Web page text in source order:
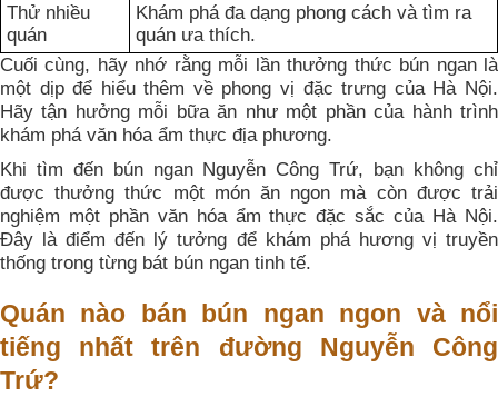
Thử nhiều
quán
Khám phá đa dạng phong cách và tìm ra
quán ưa thích.
Cuối cùng, hãy nhớ rằng mỗi lần thưởng thức bún ngan là
một dịp để hiểu thêm về phong vị đặc trưng của Hà Nội.
Hãy tận hưởng mỗi bữa ăn như một phần của hành trình
khám phá văn hóa ẩm thực địa phương.
Khi tìm đến bún ngan Nguyễn Công Trứ, bạn không chỉ
được thưởng thức một món ăn ngon mà còn được trải
nghiệm một phần văn hóa ẩm thực đặc sắc của Hà Nội.
Đây là điểm đến lý tưởng để khám phá hương vị truyền
thống trong từng bát bún ngan tinh tế.
Quán nào bán bún ngan ngon và nổi
tiếng nhất trên đường Nguyễn Công
Trứ?